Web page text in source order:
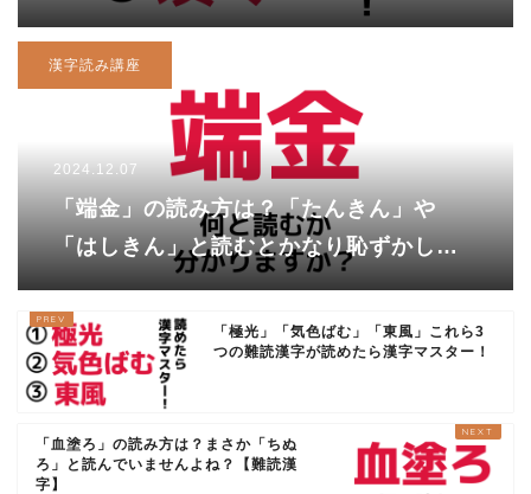
漢字読み講座
2024.12.07
「端金」の読み方は？「たんきん」や
「はしきん」と読むとかなり恥ずかしい
「極光」「気色ばむ」「東風」これら3
つの難読漢字が読めたら漢字マスター！
「血塗ろ」の読み方は？まさか「ちぬ
ろ」と読んでいませんよね？【難読漢
字】